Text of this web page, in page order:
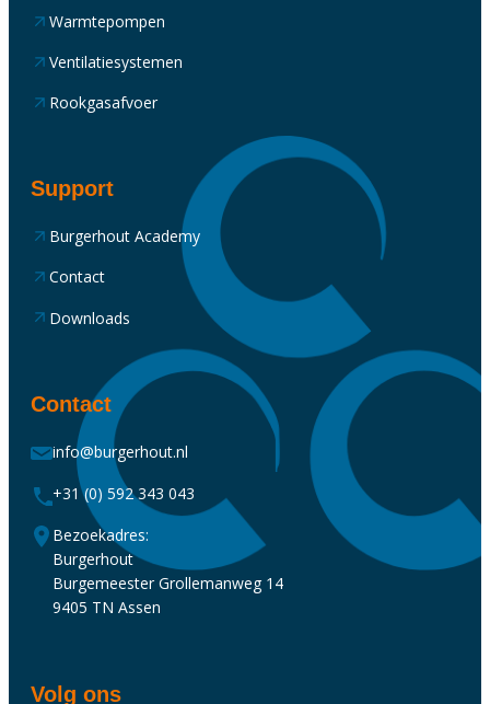
Warmtepompen
Ventilatiesystemen
Rookgasafvoer
Support
Burgerhout Academy
Contact
Downloads
Contact
info@burgerhout.nl
+31 (0) 592 343 043
Bezoekadres:
Burgerhout
Burgemeester Grollemanweg 14
9405 TN Assen
Volg ons